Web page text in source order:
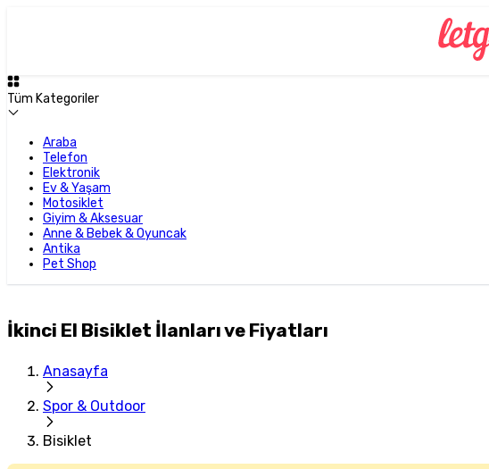
Tüm Kategoriler
Araba
Telefon
Elektronik
Ev & Yaşam
Motosiklet
Giyim & Aksesuar
Anne & Bebek & Oyuncak
Antika
Pet Shop
İkinci El Bisiklet İlanları ve Fiyatları
Anasayfa
Spor & Outdoor
Bisiklet